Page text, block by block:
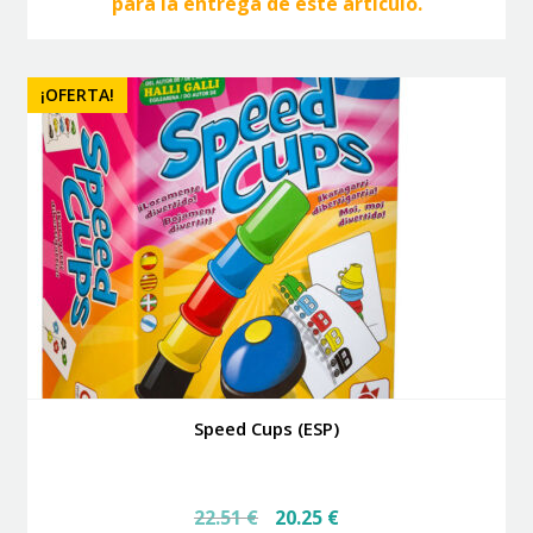
Speed Cups (ESP)
¡OFERTA!
22.51€
El20.25 €El